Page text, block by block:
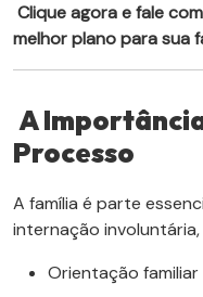
Clique agora e fale
melhor plano para sua
A
Processo
A família é parte
internação
Orientação familiar